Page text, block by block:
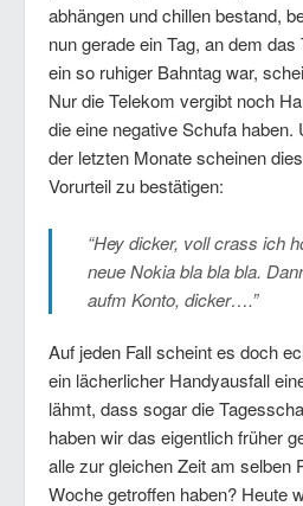
abhängen und chillen bestand,
nun gerade ein Tag, an dem
ein so ruhiger Bahntag war,
Nur die Telekom vergibt noch
die eine negative Schufa haben.
der letzten Monate scheinen
Vorurteil zu bestätigen:
“Hey dicker, voll crass ich
neue Nokia bla bla bla.
aufm Konto, dicker….”
Auf jeden Fall scheint es doch
ein lächerlicher Handyausfall
lähmt, dass sogar die
haben wir das eigentlich früher
alle zur gleichen Zeit am selben
Woche getroffen haben? Heute